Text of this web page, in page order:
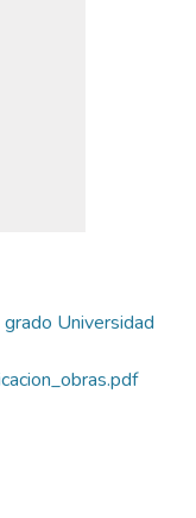
Universidad